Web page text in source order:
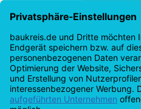
Service-Hotline
Rechtliches
Informationen